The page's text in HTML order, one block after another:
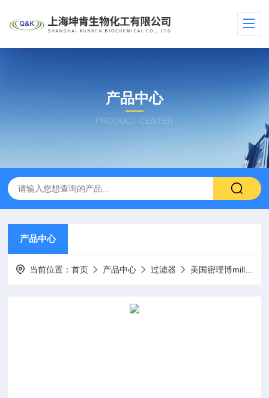
产品中心
PRODUCT CENTER
产品中心
当前位置：首页 产品中心 过滤器 美国密理博millipore